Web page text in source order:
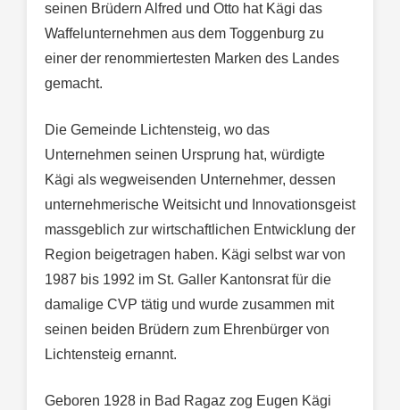
seinen Brüdern Alfred und Otto hat Kägi das
Waffelunternehmen aus dem Toggenburg zu
einer der renommiertesten Marken des Landes
gemacht.
Die Gemeinde Lichtensteig, wo das
Unternehmen seinen Ursprung hat, würdigte
Kägi als wegweisenden Unternehmer, dessen
unternehmerische Weitsicht und Innovationsgeist
massgeblich zur wirtschaftlichen Entwicklung der
Region beigetragen haben. Kägi selbst war von
1987 bis 1992 im St. Galler Kantonsrat für die
damalige CVP tätig und wurde zusammen mit
seinen beiden Brüdern zum Ehrenbürger von
Lichtensteig ernannt.
Geboren 1928 in Bad Ragaz zog Eugen Kägi